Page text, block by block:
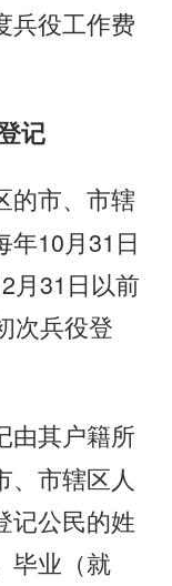
兵役工作费
记
的市、市辖
年10月31日
月31日以前
次兵役登
由其户籍所
、市辖区人
记公民的姓
毕业（就